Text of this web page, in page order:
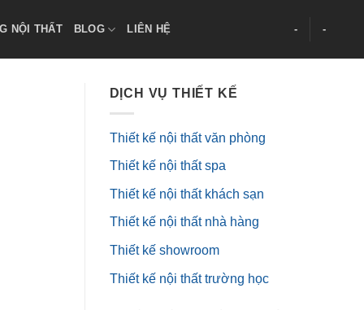
NỘI THẤT BLOG LIÊN HỆ - -
DỊCH VỤ THIẾT KẾ
Thiết kế nội thất văn phòng
Thiết kế nội thất spa
Thiết kế nội thất khách sạn
Thiết kế nội thất nhà hàng
Thiết kế showroom
Thiết kế nội thất trường học